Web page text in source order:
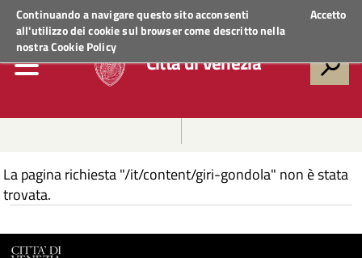
Continuando a navigare questo sito acconsenti
all'utilizzo dei cookie sul browser come descritto nella
nostraCookie Policy
Accetto
Regione VenetoACCEDI AI SERVIZI
Città di Venezia
La pagina richiesta "/it/content/giri-gondola" non è stata
trovata.